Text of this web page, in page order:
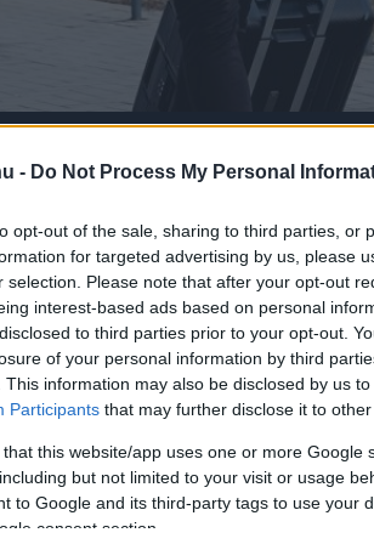
- Do Not Process My Personal
opt-out of the sale, sharing to third parties, or
for targeted advertising by us, please
selection. Please note that after your opt-out
interest-based ads based on personal
to third parties prior to your opt-out.
of your personal information by third
This information may also be disclosed by us
Participants that may further disclose it to other
that this website/app uses one or more Google
but not limited to your visit or usage
to Google and its third-party tags to use your
consent section.
új kapusedzője.
kövess minket aCsakfociGoogle News
ben szereplő Zalaegerszeg, amelynél
így távozott a csapattólVlaszák
részese volt az NB II-es
is.
Márton Gábormenesztése után a zalai
edzőnek, aki akkor a Csakfocinak